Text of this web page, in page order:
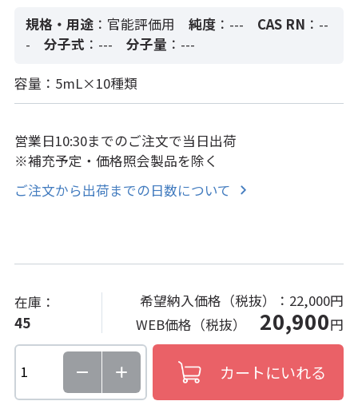
規格・用途 ：官能評価用 純度：--- CAS RN ：--
-
分子式 ：--- 分子量 ：---
容量：5mL×10種類
営業日10:30までのご注文で当日出荷
※補充予定・価格照会製品を除く
ご注文から出荷までの日数について
在庫：
45
希望納入価格（税抜）： 22,000円
WEB価格（税抜） 20,900円